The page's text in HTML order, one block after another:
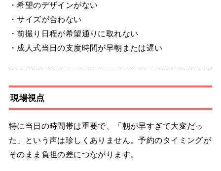
・希望のデザインがない
・サイズが合わない
・前撮り日程が希望通りに取れない
・成人式当日の支度時間が早朝または遅い
現場視点
特に当日の時間帯は重要で、「朝が早すぎて大変だっ
た」という声は珍しくありません。予約のタイミングが
そのまま負担の差につながります。